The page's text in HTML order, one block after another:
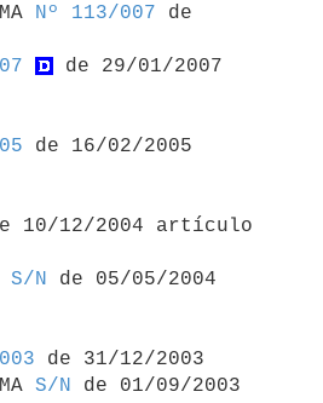
Nº 113/007 de
de 29/01/2007
de 16/02/2005
S/N de 05/05/2004
de 31/12/2003
S/N
de 01/09/2003